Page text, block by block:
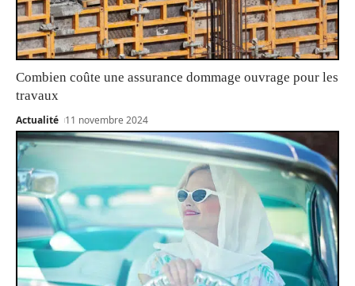
Combien coûte une assurance dommage ouvrage pour les
travaux
Actualité 11 novembre 2024